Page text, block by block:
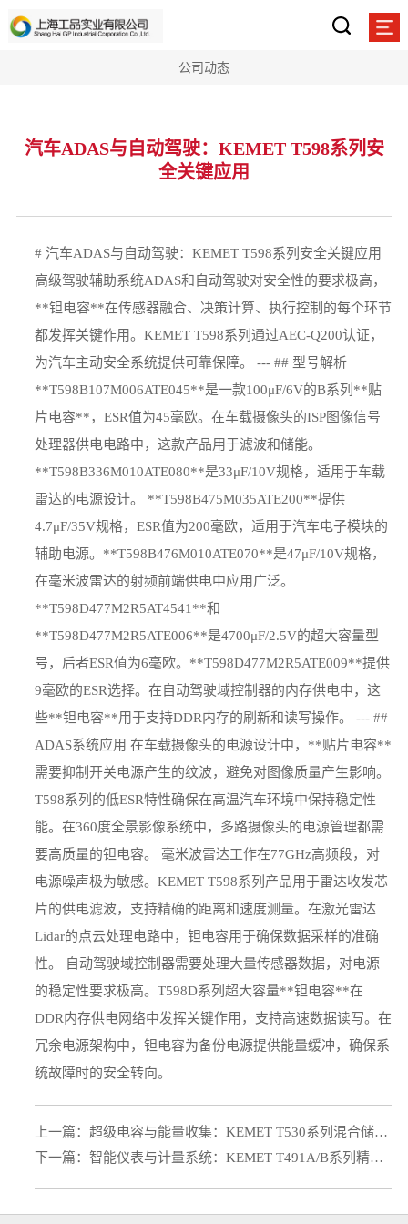
公司动态
汽车ADAS与自动驾驶：KEMET T598系列安
全关键应用
# 汽车ADAS与自动驾驶：KEMET T598系列安全关键应用
高级驾驶辅助系统ADAS和自动驾驶对安全性的要求极高，
**钽电容**在传感器融合、决策计算、执行控制的每个环节
都发挥关键作用。KEMET T598系列通过AEC-Q200认证，
为汽车主动安全系统提供可靠保障。 --- ## 型号解析
**T598B107M006ATE045**是一款100μF/6V的B系列**贴
片电容**，ESR值为45毫欧。在车载摄像头的ISP图像信号
处理器供电电路中，这款产品用于滤波和储能。
**T598B336M010ATE080**是33μF/10V规格，适用于车载
雷达的电源设计。 **T598B475M035ATE200**提供
4.7μF/35V规格，ESR值为200毫欧，适用于汽车电子模块的
辅助电源。**T598B476M010ATE070**是47μF/10V规格，
在毫米波雷达的射频前端供电中应用广泛。
**T598D477M2R5AT4541**和
**T598D477M2R5ATE006**是4700μF/2.5V的超大容量型
号，后者ESR值为6毫欧。**T598D477M2R5ATE009**提供
9毫欧的ESR选择。在自动驾驶域控制器的内存供电中，这
些**钽电容**用于支持DDR内存的刷新和读写操作。 --- ##
ADAS系统应用 在车载摄像头的电源设计中，**贴片电容**
需要抑制开关电源产生的纹波，避免对图像质量产生影响。
T598系列的低ESR特性确保在高温汽车环境中保持稳定性
能。在360度全景影像系统中，多路摄像头的电源管理都需
要高质量的钽电容。 毫米波雷达工作在77GHz高频段，对
电源噪声极为敏感。KEMET T598系列产品用于雷达收发芯
片的供电滤波，支持精确的距离和速度测量。在激光雷达
Lidar的点云处理电路中，钽电容用于确保数据采样的准确
性。 自动驾驶域控制器需要处理大量传感器数据，对电源
的稳定性要求极高。T598D系列超大容量**钽电容**在
DDR内存供电网络中发挥关键作用，支持高速数据读写。在
冗余电源架构中，钽电容为备份电源提供能量缓冲，确保系
统故障时的安全转向。
上一篇： 超级电容与能量收集：KEMET T530系列混合储能方案
下一篇： 智能仪表与计量系统：KEMET T491A/B系列精密应用